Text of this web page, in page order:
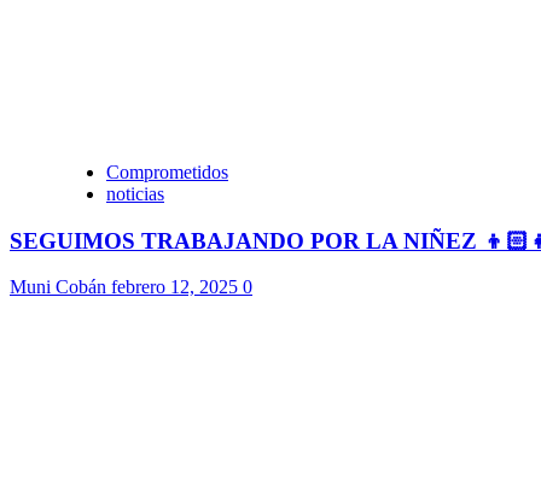
Comprometidos
noticias
SEGUIMOS TRABAJANDO POR LA NIÑEZ
Muni Cobán febrero 12, 2025 0